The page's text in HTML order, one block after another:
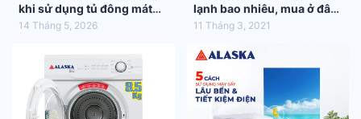
khi sử dụng tủ đông mát
trong mùa hè 2026
14 Tháng 5, 2026
lạnh bao nhiêu, mua ở đâu
tốt nhất?
11 Tháng 3, 2021